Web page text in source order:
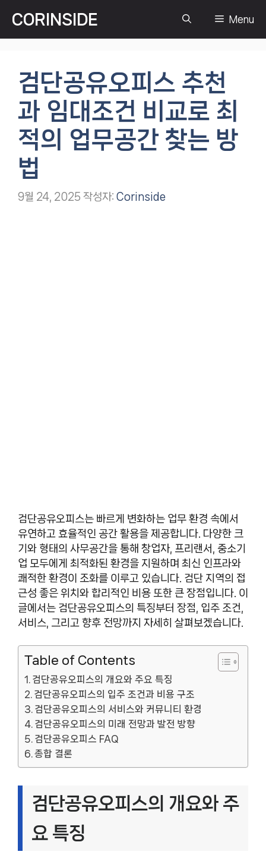
츠
CORINSIDE Menu
검단공유오피스 추천
과 임대조건 비교로 최
적의 업무공간 찾는 방
법
9월 24, 2025 작성자: Corinside
검단공유오피스는 빠르게 변화하는 업무 환경 속에서
유연하고 효율적인 공간 활용을 제공합니다. 다양한 크
기와 형태의 사무공간을 통해 창업자, 프리랜서, 중소기
업 모두에게 최적화된 환경을 지원하며 최신 인프라와
쾌적한 환경이 조화를 이루고 있습니다. 검단 지역의 접
근성 좋은 위치와 합리적인 비용 또한 큰 장점입니다. 이
글에서는 검단공유오피스의 특징부터 장점, 입주 조건,
서비스, 그리고 향후 전망까지 자세히 살펴보겠습니다.
Table of Contents
검단공유오피스의 개요와 주요 특징
검단공유오피스의 입주 조건과 비용 구조
검단공유오피스의 서비스와 커뮤니티 환경
검단공유오피스의 미래 전망과 발전 방향
검단공유오피스 FAQ
종합 결론
검단공유오피스의 개요와 주
요 특징